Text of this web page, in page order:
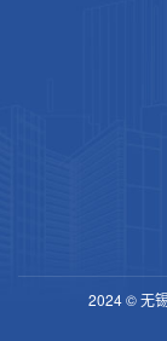
2024 © 无